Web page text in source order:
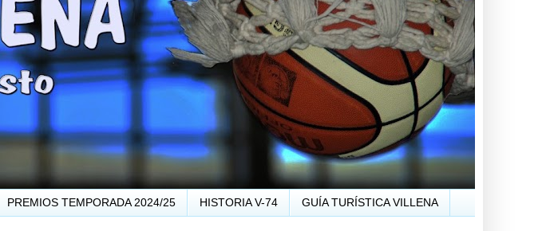
PREMIOS TEMPORADA 2024/25 HISTORIA V-74 GUÍA TURÍSTICA VILLENA